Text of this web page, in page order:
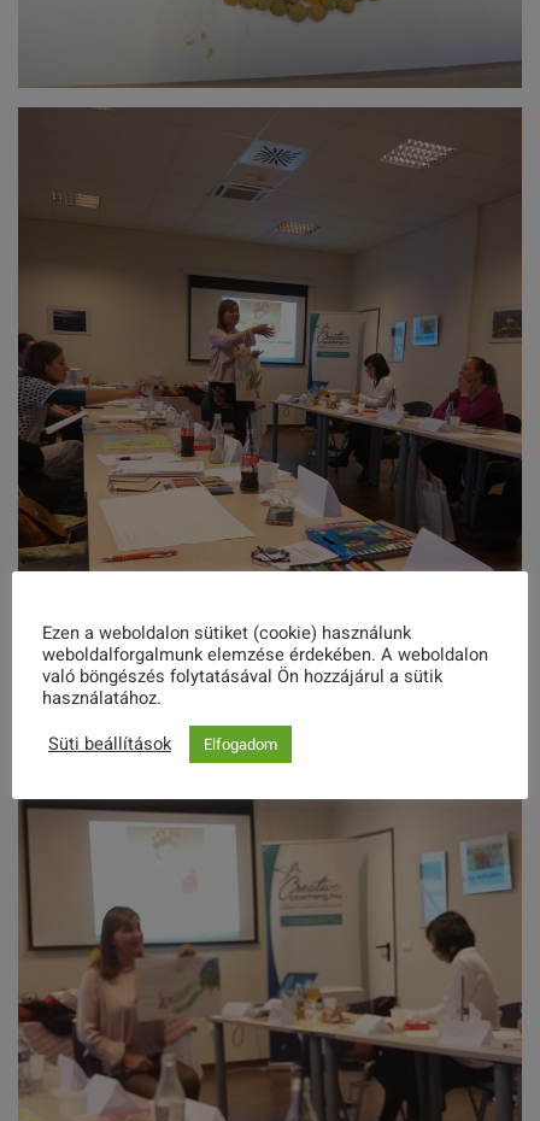
Ezen a weboldalon sütiket (cookie) használunk
weboldalforgalmunk elemzése érdekében. A weboldalon
való böngészés folytatásával Ön hozzájárul a sütik
használatához.
Süti beállítások
Elfogadom